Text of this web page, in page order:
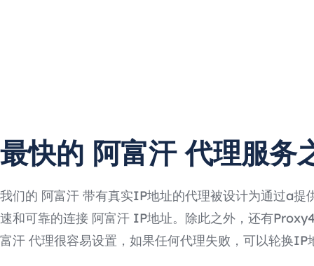
最快的 阿富汗 代理服务
我们的 阿富汗 带有真实IP地址的代理被设计为通过a提
速和可靠的连接 阿富汗 IP地址。除此之外，还有
富汗 代理很容易设置，如果任何代理失败，可以轮换IP